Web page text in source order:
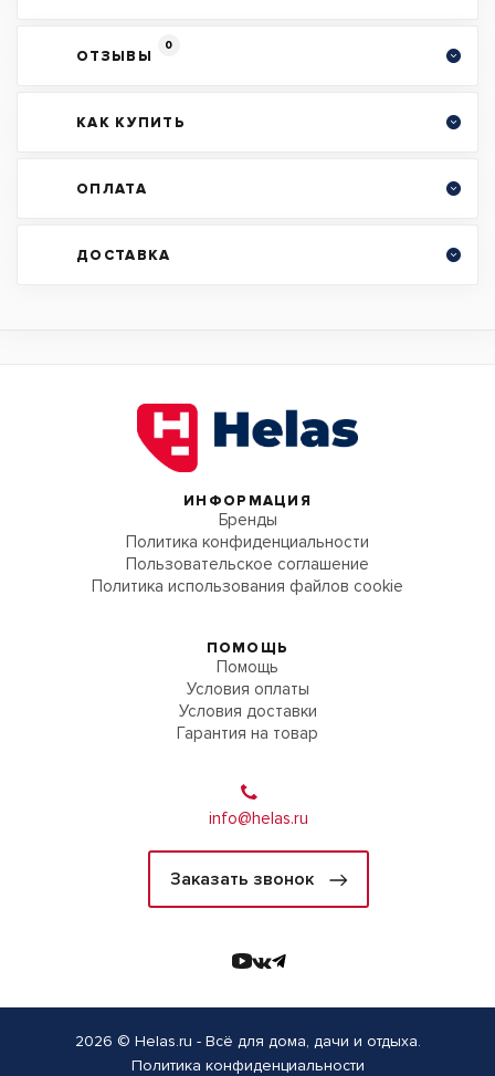
ОТЗЫВЫ
0
КАК КУПИТЬ
ОПЛАТА
ДОСТАВКА
ИНФОРМАЦИЯ
Бренды
Политика конфиденциальности
Пользовательское соглашение
Политика использования файлов cookie
ПОМОЩЬ
Помощь
Условия оплаты
Условия доставки
Гарантия на товар
info@helas.ru
Заказать звонок
2026 © Helas.ru - Всё для дома, дачи и отдыха.
Политика конфиденциальности